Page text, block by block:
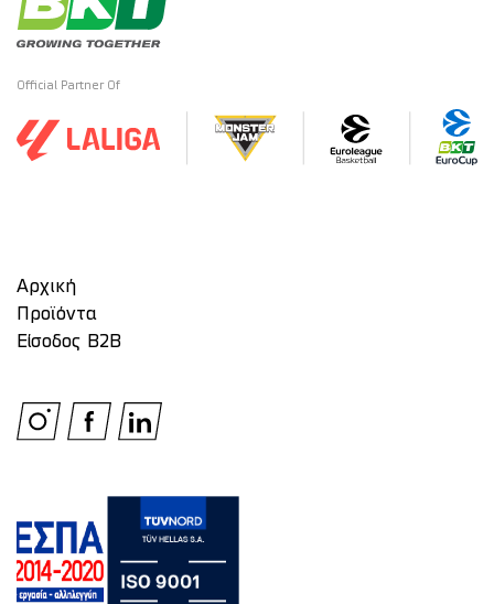
Official Partner Of
Αρχική
Προϊόντα
Είσοδος Β2Β